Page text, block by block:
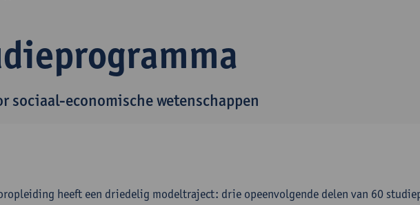
sociaal-economische wetenschappen
heeft een driedelig modeltraject: drie opeenvolgende delen van 60